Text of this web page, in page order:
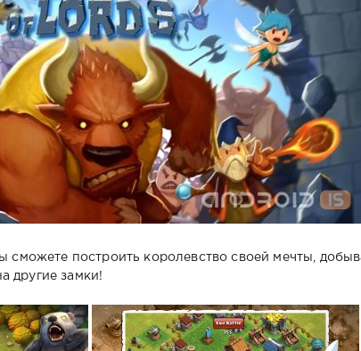
сможете построить королевство своей мечты,
другие замки!